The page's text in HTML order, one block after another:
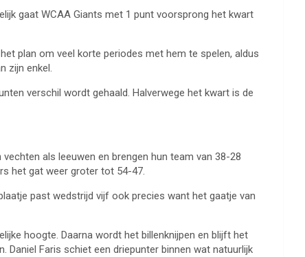
gaat WCAA Giants met 1 punt voorsprong het kwart
plan om veel korte periodes met hem te spelen, aldus
zijn enkel.
verschil wordt gehaald. Halverwege het kwart is de
als leeuwen en brengen hun team van 38-28
het gat weer groter tot 54-47.
past wedstrijd vijf ook precies want het gaatje van
hoogte. Daarna wordt het billenknijpen en blijft het
Faris schiet een driepunter binnen wat natuurlijk